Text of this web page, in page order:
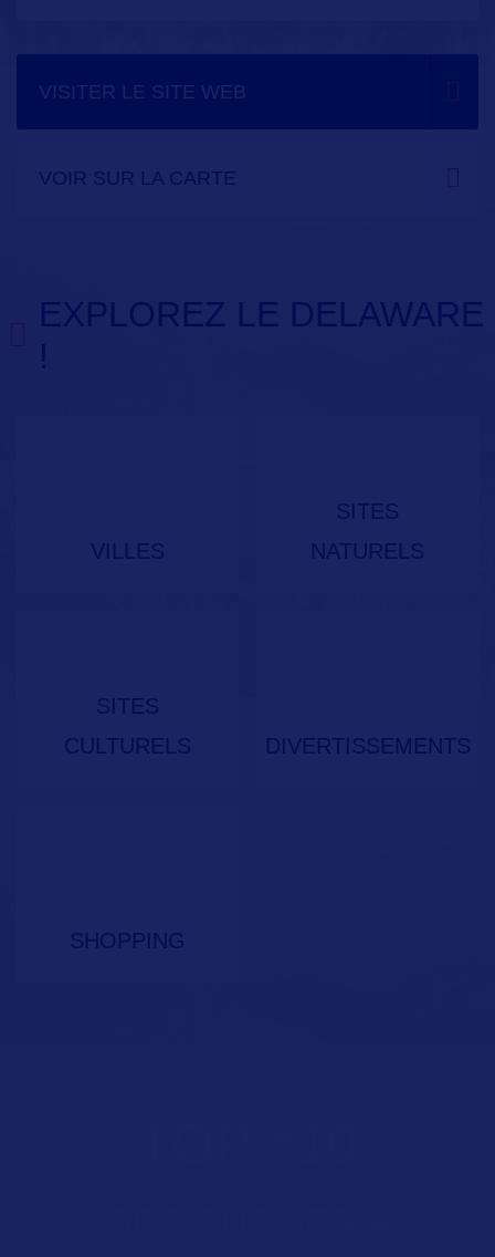
VISITER LE SITE WEB
VOIR SUR LA CARTE
EXPLOREZ LE DELAWARE
VILLES
SITES
NATURELS
SITES
CULTURELS
DIVERTISSEMENTS
SHOPPING